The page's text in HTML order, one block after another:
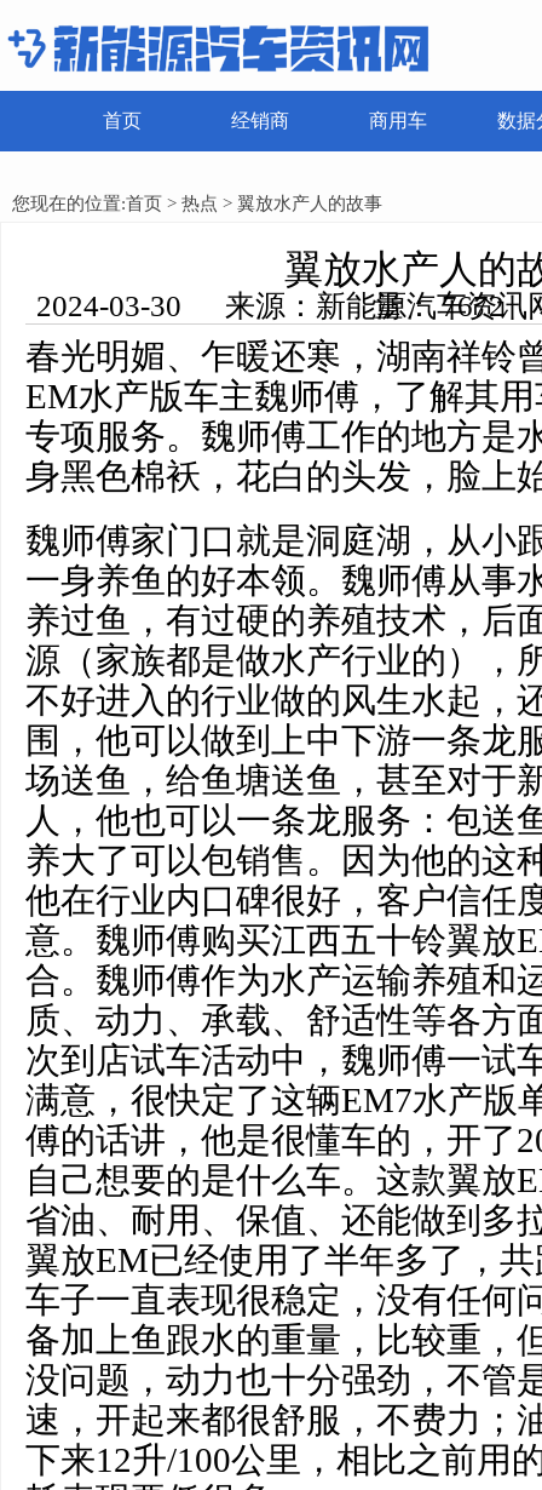
首页 经销商 商用车 数据
您现在的位置:首页 > 热点 > 翼放水产人的故事
翼放水产人的
2024-03-30 来源：新能源汽车资讯网 编辑：田田 浏览量： 7672
春光明媚、乍暖还寒，湖南祥铃
EM水产版车主魏师傅，了解其
专项服务。魏师傅工作的地方是
身黑色棉袄，花白的头发，脸上
魏师傅家门口就是洞庭湖，从小
一身养鱼的好本领。魏师傅从事
养过鱼，有过硬的养殖技术，后
源（家族都是做水产行业的），
不好进入的行业做的风生水起，
围，他可以做到上中下游一条龙
场送鱼，给鱼塘送鱼，甚至对于
人，他也可以一条龙服务：包送
养大了可以包销售。因为他的这
他在行业内口碑很好，客户信任
意。魏师傅购买江西五十铃翼放
合。魏师傅作为水产运输养殖和
质、动力、承载、舒适性等各方
次到店试车活动中，魏师傅一试
满意，很快定了这辆EM7水产版
傅的话讲，他是很懂车的，开了
自己想要的是什么车。这款翼放
省油、耐用、保值、还能做到多
翼放EM已经使用了半年多了，
车子一直表现很稳定，没有任何
备加上鱼跟水的重量，比较重，
没问题，动力也十分强劲，不管
速，开起来都很舒服，不费力；
下来12升/100公里，相比之前用